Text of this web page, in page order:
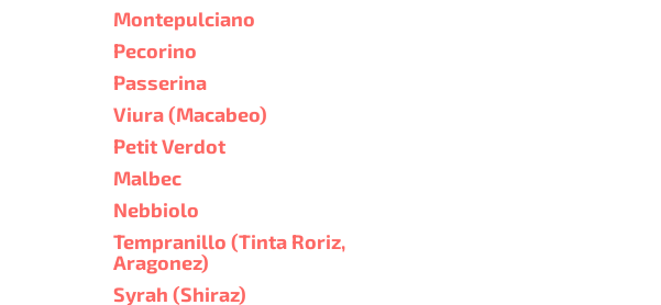
Montepulciano
Pecorino
Passerina
Viura (Macabeo)
Petit Verdot
Malbec
Nebbiolo
Tempranillo (Tinta Roriz,
Aragonez)
Syrah (Shiraz)